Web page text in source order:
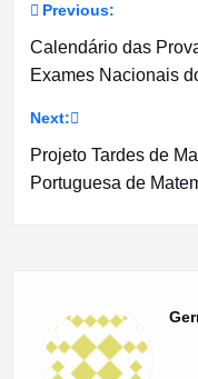
Navegação
de
artigos
Previous:
Calendário das
Exames Nacionais
Next:
Projeto Tardes de
Portuguesa de